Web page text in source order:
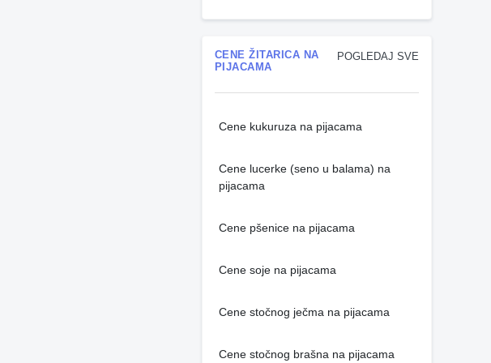
POGLEDAJ SVE
CENE ŽITARICA NA
PIJACAMA
Cene kukuruza na pijacama
Cene lucerke (seno u balama) na
pijacama
Cene pšenice na pijacama
Cene soje na pijacama
Cene stočnog ječma na pijacama
Cene stočnog brašna na pijacama